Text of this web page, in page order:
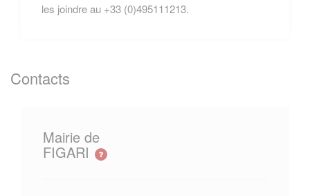
les joindre au +33 (0)495111213.
Contacts
Mairie de
FIGARI